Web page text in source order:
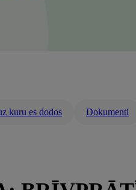
kuru es dodos Dokumenti